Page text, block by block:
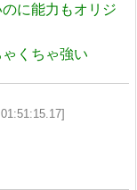
に能力もオリジ
くちゃ強い